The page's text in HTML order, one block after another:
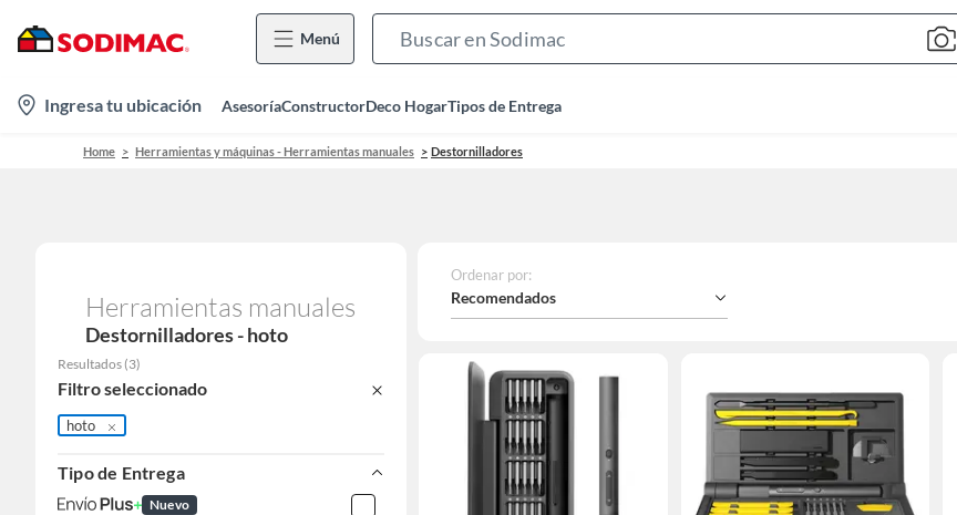
Menú
Bar
location-
icon
Ingresa tu ubicación AsesoríaConstructorDeco HogarTipos de Entrega
Home Herramientas y máquinas - Herramientas manuales Destornilladores
Herramientas manuales
Destornilladores - hoto
Resultados (3)
Filtro seleccionado
hoto
Tipo de Entrega
Nuevo
Ordenar por:
Recomendados